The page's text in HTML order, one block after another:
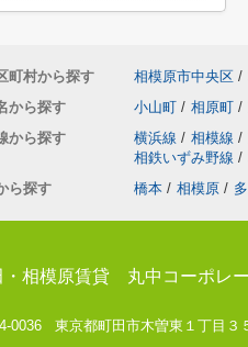
町村から探す 相模原市中央区 /
から探す
小山町 / 相原町 /
から探す
横浜線 / 相模線 /
相鉄いずみ野線 /
ら探す
橋本 / 相模原 /
・相模原賃貸 丸中コーポレ
0036 東京都町田市木曽東１丁目